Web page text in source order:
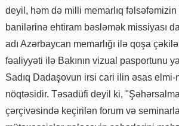
deyil, həm də milli memarlıq
banilərinə ehtiram bəsləmək missiyası
adı Azərbaycan memarlığı ilə qoşa
fəaliyyəti ilə Bakının vizual pasportunu
Sadıq Dadaşovun irsi cari ilin əsas elmi-
nöqtəsidir. Təsadüfi deyil ki,
çərçivəsində keçirilən forum və